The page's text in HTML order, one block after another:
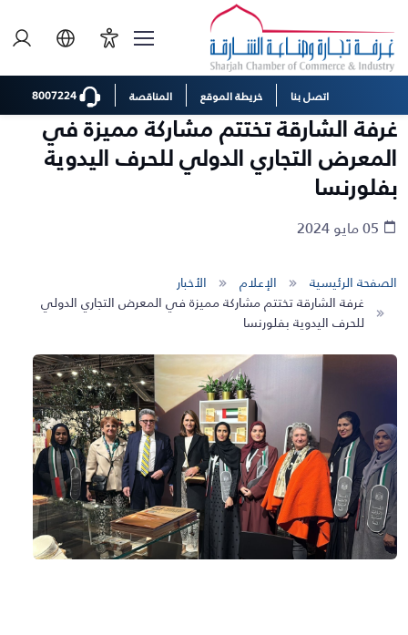
اتصل بنا خريطة الموقع المناقصة
غرفة الشارقة تختتم مشاركة مميزة في
المعرض التجاري الدولي للحرف اليدوية
بفلورنسا
الصفحة الرئيسية الإعلام
الأخبار
غرفة الشارقة تختتم مشاركة مميزة في المعرض التجاري الدولي
للحرف اليدوية بفلورنسا